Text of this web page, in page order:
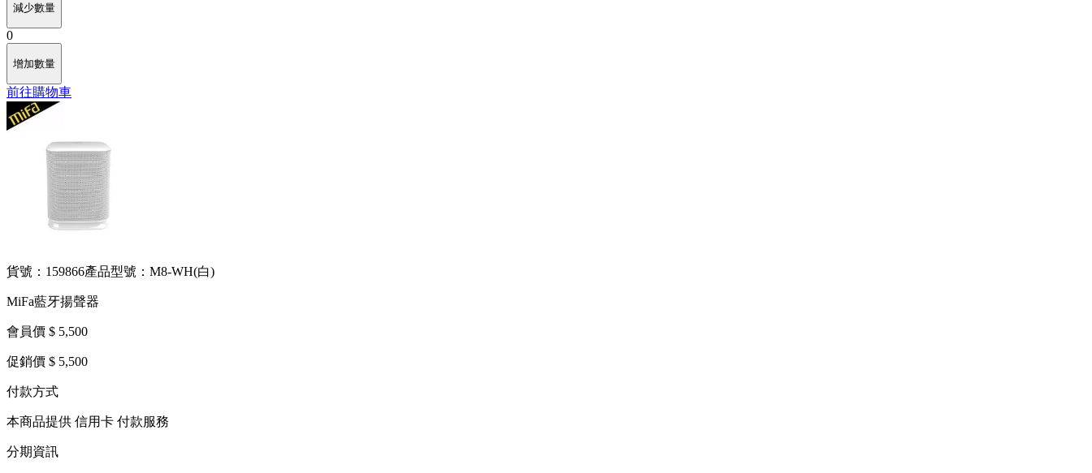
減少數量
0
增加數量
前往購物車
貨號：159866產品型號：M8-WH(白)
MiFa藍牙揚聲器
會員價 $ 5,500
促銷價 $ 5,500
付款方式
本商品提供 信用卡 付款服務
分期資訊